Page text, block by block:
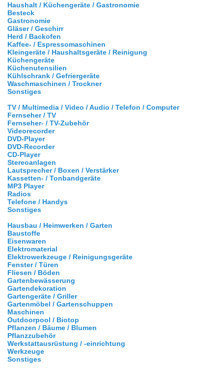
Haushalt / Küchengeräte / Gastronomie
Besteck
Gastronomie
Gläser / Geschirr
Herd / Backofen
Kaffee- / Espressomaschinen
Kleingeräte / Haushaltsgeräte / Reinigung
Küchengeräte
Küchenutensilien
Kühlschrank / Gefriergeräte
Waschmaschinen / Trockner
Sonstiges
TV / Multimedia / Video / Audio / Telefon / Computer
Fernseher / TV
Fernseher- / TV-Zubehör
Videorecorder
DVD-Player
DVD-Recorder
CD-Player
Stereoanlagen
Lautsprecher / Boxen / Verstärker
Kassetten- / Tonbandgeräte
MP3 Player
Radios
Telefone / Handys
Sonstiges
Hausbau / Heimwerken / Garten
Baustoffe
Eisenwaren
Elektromaterial
Elektrowerkzeuge / Reinigungsgeräte
Fenster / Türen
Fliesen / Böden
Gartenbewässerung
Gartendekoration
Gartengeräte / Griller
Gartenmöbel / Gartenschuppen
Maschinen
Outdoorpool / Biotop
Pflanzen / Bäume / Blumen
Pflanzzubehör
Werkstattausrüstung / -einrichtung
Werkzeuge
Sonstiges